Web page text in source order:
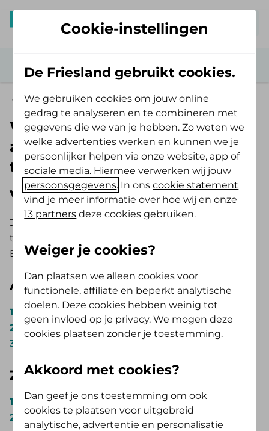
Aanvullende tandartsverzekering
Wat wordt vergoed uit de
aanvullende
tandartsverzekering?
Verzekerd bedrag
Je kunt bij ons kiezen uit 2 of 3
tandartsverzekeringen. Dit hangt af of je de Zelf
Bewust Polis of de Alles Verzorgd Polis afsluit:
Alles Verzorgd Polis
(tot max. € 250,- per jaar)
AV Tand Extra
(tot max.€ 500,- per jaar)
Zelf Bewust Polis
AV Tand Opstap (tot max. € 250,- per jaar)
AV Tand Doorstap
(tot max.€ 500,- per jaar)
Cookie-instellingen
De Friesland gebruikt cookies.
We gebruiken cookies om jouw online
gedrag te analyseren en te combineren met
gegevens die we van je hebben. Zo weten we
welke advertenties werken en kunnen we je
persoonlijker helpen via onze website, app of
sociale media. Hiermee verwerken wij jouw
persoonsgegevens. In onscookie statement
vind je meer informatie over hoe wij en onze
13 partners deze cookies gebruiken.
Weiger je cookies?
Dan plaatsen we alleen cookies voor
functionele, affiliate en beperkt analytische
doelen. Deze cookies hebben weinig tot
geen invloed op je privacy. We mogen deze
cookies plaatsen zonder je toestemming.
Akkoord met cookies?
Dan geef je ons toestemming om ook
cookies te plaatsen voor uitgebreid
analytische, advertentie en personalisatie